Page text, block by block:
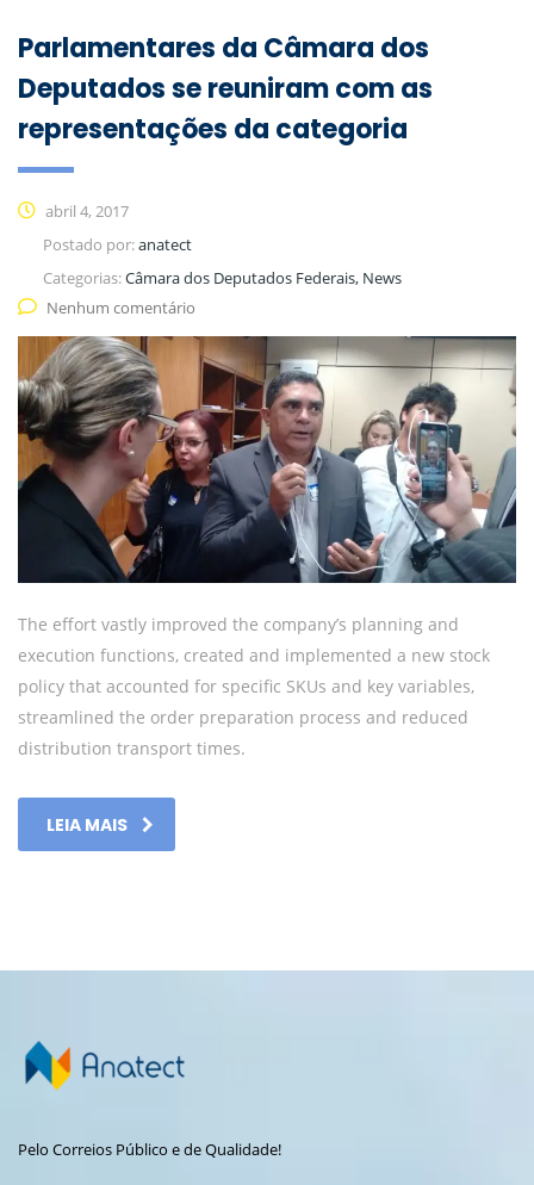
Parlamentares da Câmara dos
Deputados se reuniram com as
representações da categoria
abril 4, 2017
Postado por:anatect
Categorias:Câmara dos Deputados Federais, News
Nenhum comentário
The effort vastly improved the company’s planning and
execution functions, created and implemented a new stock
policy that accounted for specific SKUs and key variables,
streamlined the order preparation process and reduced
distribution transport times.
LEIA MAIS
Pelo Correios Público e de Qualidade!